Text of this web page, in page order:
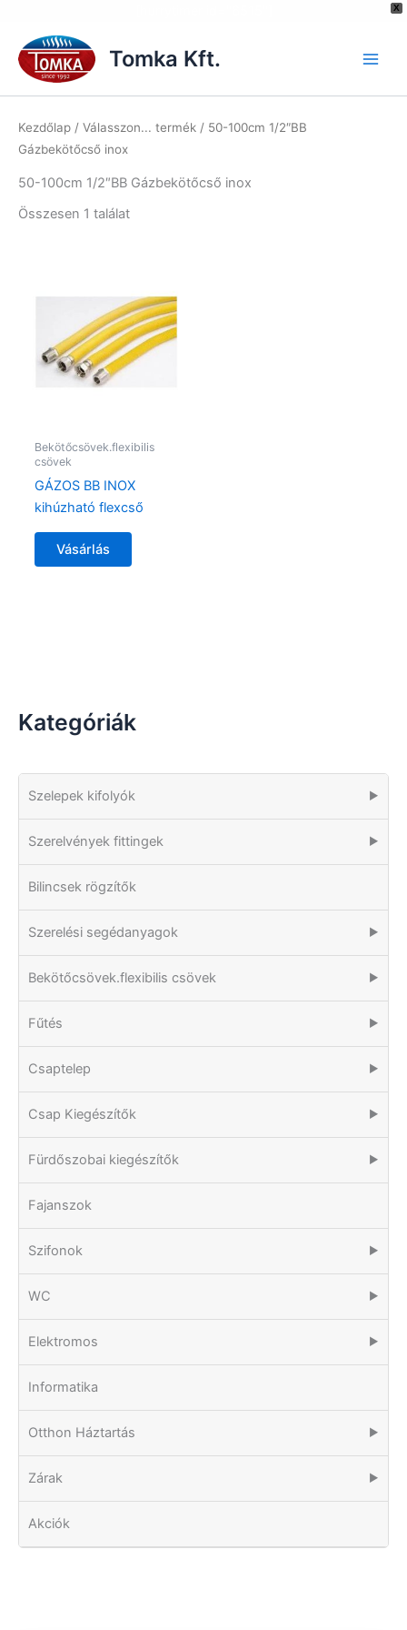
X
content
Tomka Kft.
Kategóriák
Szelepek kifolyók ▶
Szerelvények fittingek ▶
Bilincsek rögzítők
Szerelési segédanyagok ▶
Bekötőcsövek.flexibilis csövek ▶
Fűtés ▶
Csaptelep ▶
Csap Kiegészítők ▶
Fürdőszobai kiegészítők ▶
Fajanszok
Szifonok ▶
WC ▶
Elektromos ▶
Informatika
Otthon Háztartás ▶
Zárak ▶
Akciók
Kezdőlap / Válasszon... termék / 50-100cm 1/2″BB
Gázbekötőcső inox
50-100cm 1/2″BB Gázbekötőcső inox
Összesen 1 találat
Bekötőcsövek.flexibilis
csövek
GÁZOS BB INOX
kihúzható flexcső
Vásárlás